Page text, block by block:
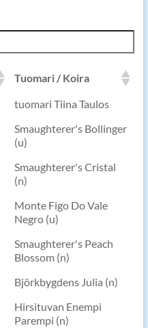
Tuomari / Koira
tuomari Tiina Taulos
Smaughterer's Bollinger
(u)
Smaughterer's Cristal
(n)
Monte Figo Do Vale
Negro (u)
Smaughterer's Peach
Blossom (n)
Björkbygdens Julia (n)
Hirsituvan Enempi
Parempi (n)